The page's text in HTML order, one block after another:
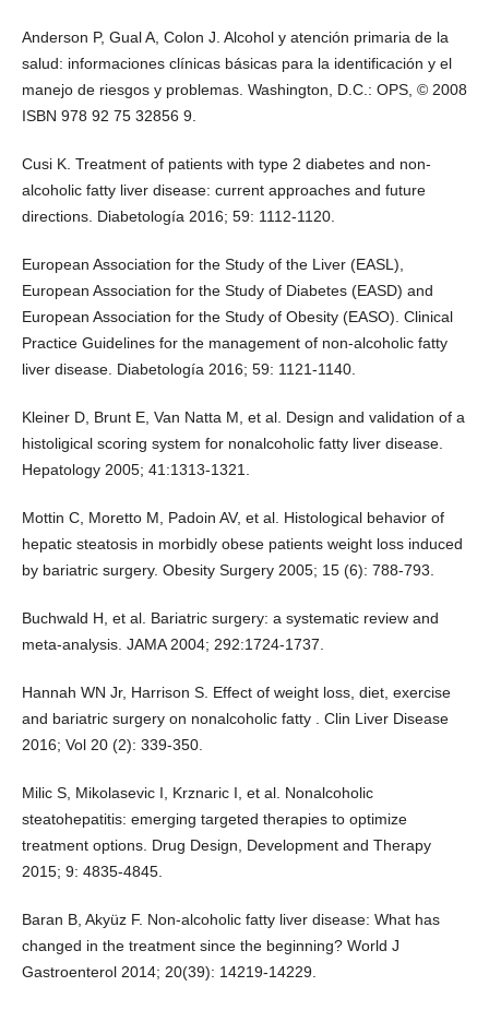
Anderson P, Gual A, Colon J. Alcohol y atención primaria de la
salud: informaciones clínicas básicas para la identificación y el
manejo de riesgos y problemas. Washington, D.C.: OPS, © 2008
ISBN 978 92 75 32856 9.
Cusi K. Treatment of patients with type 2 diabetes and non-
alcoholic fatty liver disease: current approaches and future
directions. Diabetología 2016; 59: 1112-1120.
European Association for the Study of the Liver (EASL),
European Association for the Study of Diabetes (EASD) and
European Association for the Study of Obesity (EASO). Clinical
Practice Guidelines for the management of non-alcoholic fatty
liver disease. Diabetología 2016; 59: 1121-1140.
Kleiner D, Brunt E, Van Natta M, et al. Design and validation of a
histoligical scoring system for nonalcoholic fatty liver disease.
Hepatology 2005; 41:1313-1321.
Mottin C, Moretto M, Padoin AV, et al. Histological behavior of
hepatic steatosis in morbidly obese patients weight loss induced
by bariatric surgery. Obesity Surgery 2005; 15 (6): 788-793.
Buchwald H, et al. Bariatric surgery: a systematic review and
meta-analysis. JAMA 2004; 292:1724-1737.
Hannah WN Jr, Harrison S. Effect of weight loss, diet, exercise
and bariatric surgery on nonalcoholic fatty . Clin Liver Disease
2016; Vol 20 (2): 339-350.
Milic S, Mikolasevic I, Krznaric I, et al. Nonalcoholic
steatohepatitis: emerging targeted therapies to optimize
treatment options. Drug Design, Development and Therapy
2015; 9: 4835-4845.
Baran B, Akyüz F. Non-alcoholic fatty liver disease: What has
changed in the treatment since the beginning? World J
Gastroenterol 2014; 20(39): 14219-14229.